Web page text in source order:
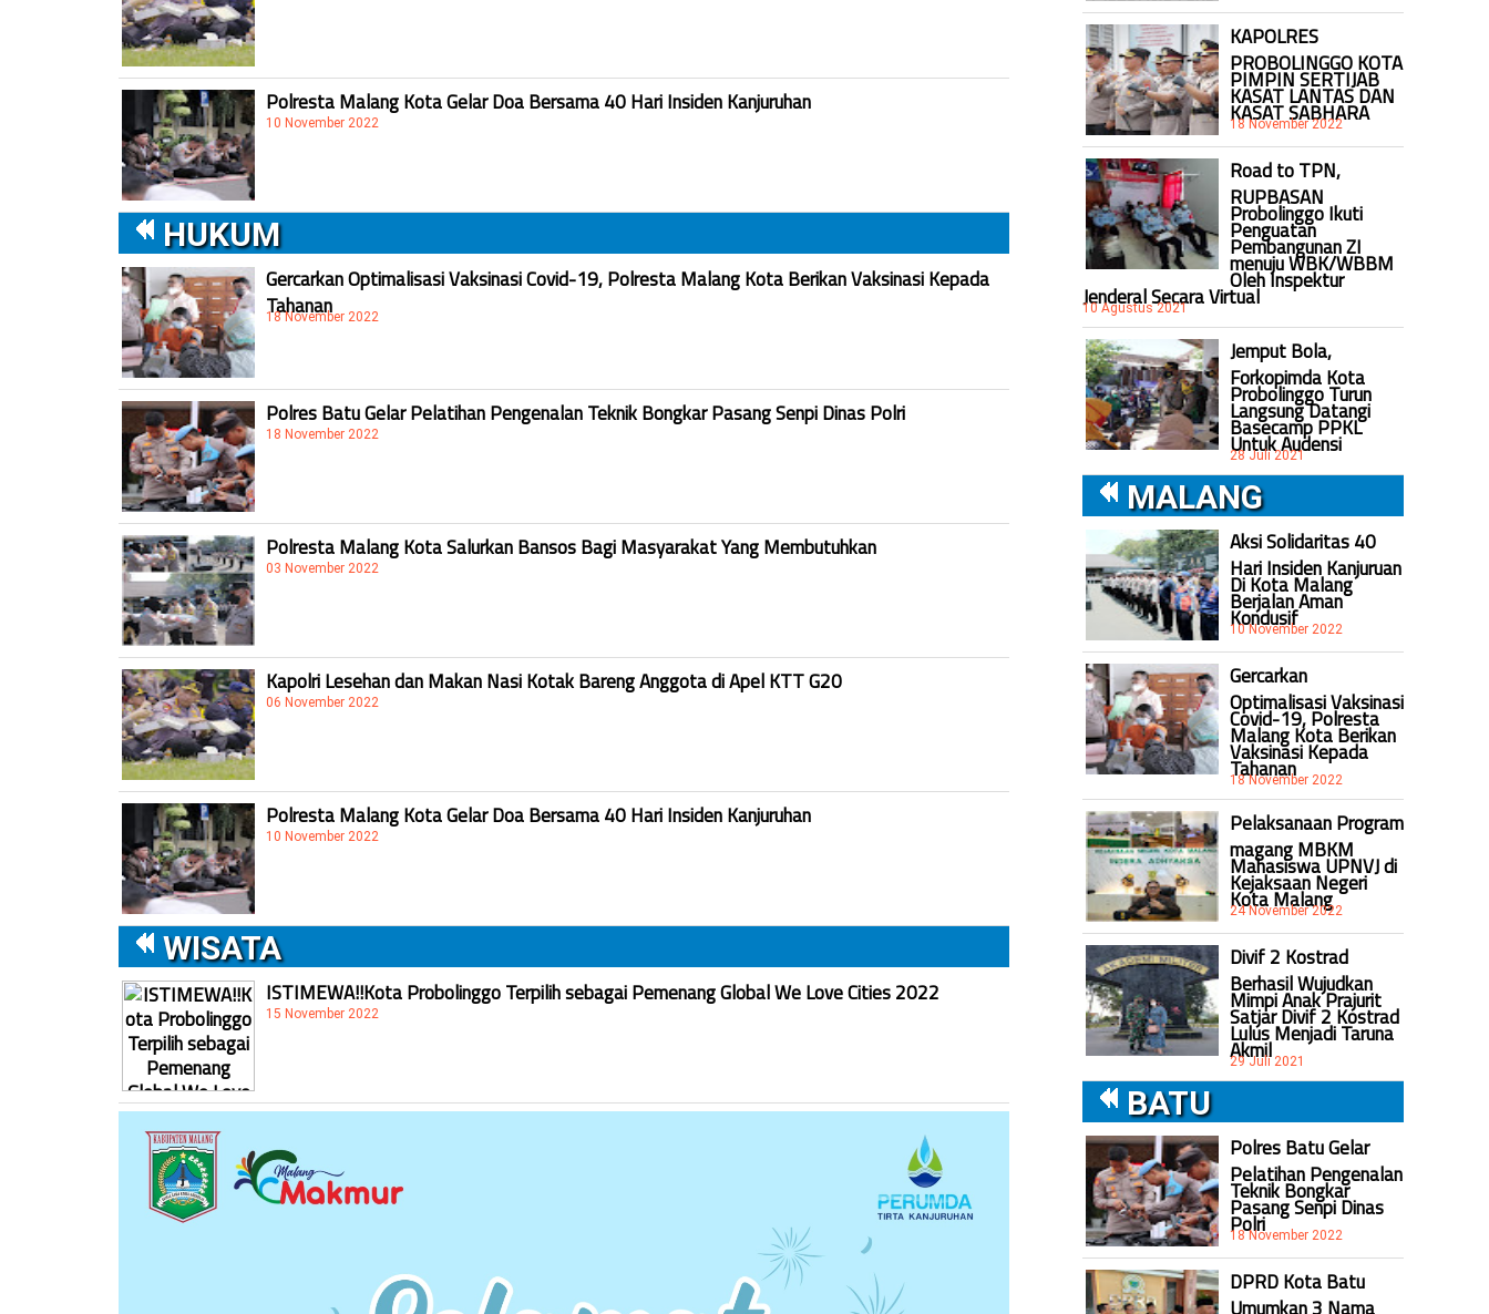
Polresta Malang Kota Gelar Doa Bersama 40 Hari Insiden Kanjuruhan
10 November 2022
HUKUM
Gercarkan Optimalisasi Vaksinasi Covid-19, Polresta Malang Kota Berikan Vaksinasi Kepada
Tahanan
18 November 2022
Polres Batu Gelar Pelatihan Pengenalan Teknik Bongkar Pasang Senpi Dinas Polri
18 November 2022
Polresta Malang Kota Salurkan Bansos Bagi Masyarakat Yang Membutuhkan
03 November 2022
Kapolri Lesehan dan Makan Nasi Kotak Bareng Anggota di Apel KTT G20
06 November 2022
Polresta Malang Kota Gelar Doa Bersama 40 Hari Insiden Kanjuruhan
10 November 2022
WISATA
ISTIMEWA!!Kota Probolinggo Terpilih sebagai Pemenang Global We Love Cities 2022
15 November 2022
KAPOLRES
PROBOLINGGO KOTA
PIMPIN SERTIJAB
KASAT LANTAS DAN
KASAT SABHARA
18 November 2022
Road to TPN,
RUPBASAN
Probolinggo Ikuti
Penguatan
Pembangunan ZI
menuju WBK/WBBM
Oleh Inspektur
Jenderal Secara Virtual
10 Agustus 2021
Jemput Bola,
Forkopimda Kota
Probolinggo Turun
Langsung Datangi
Basecamp PPKL
Untuk Audensi
28 Juli 2021
MALANG
Aksi Solidaritas 40
Hari Insiden Kanjuruan
Di Kota Malang
Berjalan Aman
Kondusif
10 November 2022
Gercarkan
Optimalisasi Vaksinasi
Covid-19, Polresta
Malang Kota Berikan
Vaksinasi Kepada
Tahanan
18 November 2022
Pelaksanaan Program
magang MBKM
Mahasiswa UPNVJ di
Kejaksaan Negeri
Kota Malang
24 November 2022
Divif 2 Kostrad
Berhasil Wujudkan
Mimpi Anak Prajurit
Satjar Divif 2 Kostrad
Lulus Menjadi Taruna
Akmil
29 Juli 2021
BATU
Polres Batu Gelar
Pelatihan Pengenalan
Teknik Bongkar
Pasang Senpi Dinas
Polri
18 November 2022
DPRD Kota Batu
Umumkan 3 Nama